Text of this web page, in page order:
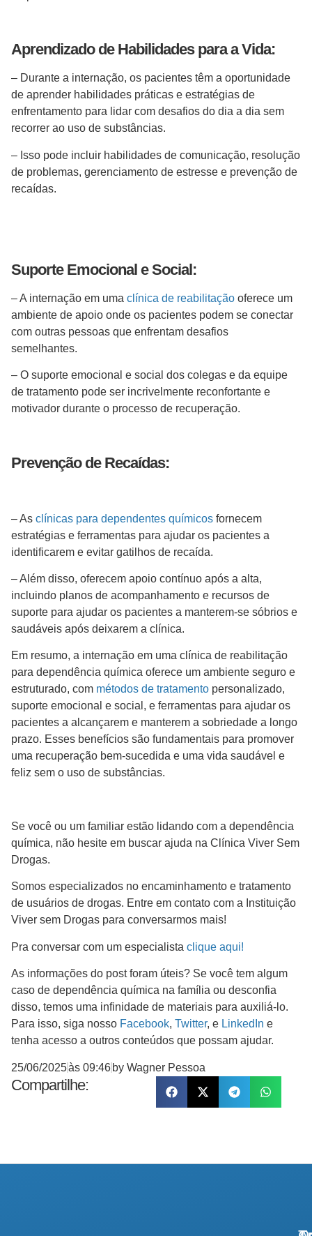
Aprendizado de Habilidades para a Vida:
– Durante a internação, os pacientes têm a oportunidade
de aprender habilidades práticas e estratégias de
enfrentamento para lidar com desafios do dia a dia sem
recorrer ao uso de substâncias.
– Isso pode incluir habilidades de comunicação, resolução
de problemas, gerenciamento de estresse e prevenção de
recaídas.
Suporte Emocional e Social:
– A internação em uma clínica de reabilitação oferece um
ambiente de apoio onde os pacientes podem se conectar
com outras pessoas que enfrentam desafios
semelhantes.
– O suporte emocional e social dos colegas e da equipe
de tratamento pode ser incrivelmente reconfortante e
motivador durante o processo de recuperação.
Prevenção de Recaídas:
– As clínicas para dependentes químicos fornecem
estratégias e ferramentas para ajudar os pacientes a
identificarem e evitar gatilhos de recaída.
– Além disso, oferecem apoio contínuo após a alta,
incluindo planos de acompanhamento e recursos de
suporte para ajudar os pacientes a manterem-se sóbrios e
saudáveis após deixarem a clínica.
Em resumo, a internação em uma clínica de reabilitação
para dependência química oferece um ambiente seguro e
estruturado, com métodos de tratamento personalizado,
suporte emocional e social, e ferramentas para ajudar os
pacientes a alcançarem e manterem a sobriedade a longo
prazo. Esses benefícios são fundamentais para promover
uma recuperação bem-sucedida e uma vida saudável e
feliz sem o uso de substâncias.
Se você ou um familiar estão lidando com a dependência
química, não hesite em buscar ajuda na Clínica Viver Sem
Drogas.
Somos especializados no encaminhamento e tratamento
de usuários de drogas. Entre em contato com a Instituição
Viver sem Drogas para conversarmos mais!
Pra conversar com um especialista clique aqui!
As informações do post foram úteis? Se você tem algum
caso de dependência química na família ou desconfia
disso, temos uma infinidade de materiais para auxiliá-lo.
Para isso, siga nosso Facebook, Twitter, e LinkedIn e
tenha acesso a outros conteúdos que possam ajudar.
25/06/2025às 09:46 by Wagner Pessoa
Compartilhe: